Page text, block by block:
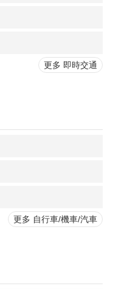
更多 即時交通
更多 自行車/機車/汽車